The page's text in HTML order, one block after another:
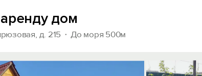
дом
д. 215 До моря 500м